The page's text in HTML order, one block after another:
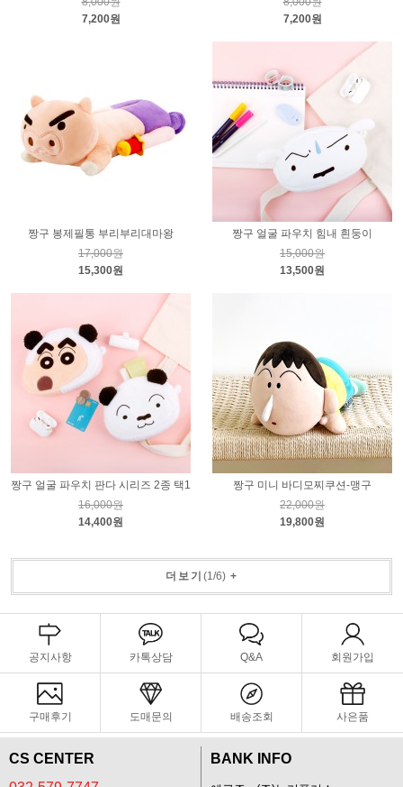
7,200원
7,200원
짱구 봉제필통 부리부리대마왕
17,000원
15,300원
짱구 얼굴 파우치 힘내 흰둥이
15,000원
13,500원
짱구 얼굴 파우치 판다 시리즈 2종 택1
16,000원
14,400원
짱구 미니 바디모찌쿠션-맹구
22,000원
19,800원
더보기 (1/6)+
공지사항 카톡상담 Q&A 회원가입
구매후기 도매문의 배송조회 사은품
CS CENTER
BANK INFO